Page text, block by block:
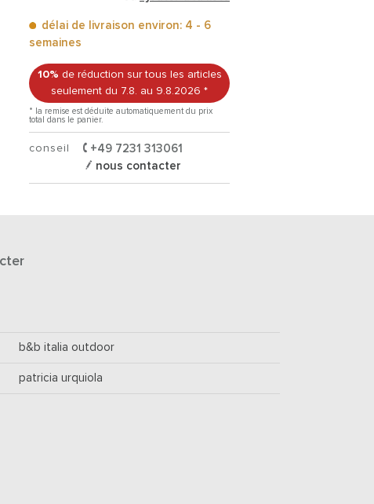
délai de livraison environ: 4 - 6
semaines
10% de réduction sur tous les articles
seulement du 7.8. au 9.8.2026 *
* la remise est déduite automatiquement du prix
total dans le panier.
conseil
+49 7231 313061
nous contacter
b&b italia outdoor
patricia urquiola